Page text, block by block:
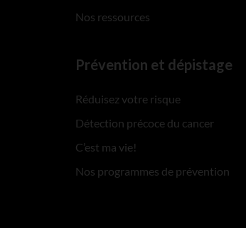
Nos ressources
Prévention et dépistage
Réduisez votre risque
Détection précoce du cancer
C’est ma vie!
Nos programmes de prévention